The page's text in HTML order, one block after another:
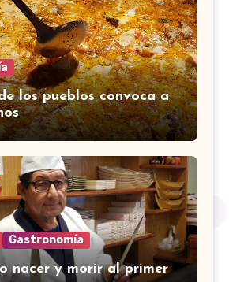
los pueblos convoca a
Gastronomía
nacer y morir al primer